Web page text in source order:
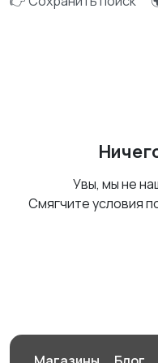
Увы, мы не
Смягчите условия